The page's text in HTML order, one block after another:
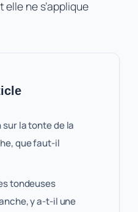
ne s’applique
la tonte de la
que faut-il
tondeuses
y a-t-il une